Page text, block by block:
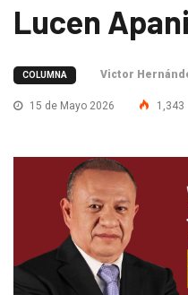
Lucen
COLUMNA Victor
15 de Mayo 2026 1,343